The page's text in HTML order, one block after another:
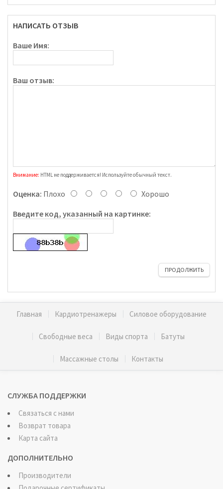
НАПИСАТЬ ОТЗЫВ
Ваше Имя:
Ваш отзыв:
Внимание: HTML не поддерживается! Используйте обычный текст.
Оценка: Плохо
Хорошо
Введите код, указанный на картинке:
ПРОДОЛЖИТЬ
Главная Кардиотренажеры Силовое оборудование
Свободные веса Виды спорта Батуты
Массажные столы Контакты
СЛУЖБА ПОДДЕРЖКИ
Связаться с нами
Возврат товара
Карта сайта
ДОПОЛНИТЕЛЬНО
Производители